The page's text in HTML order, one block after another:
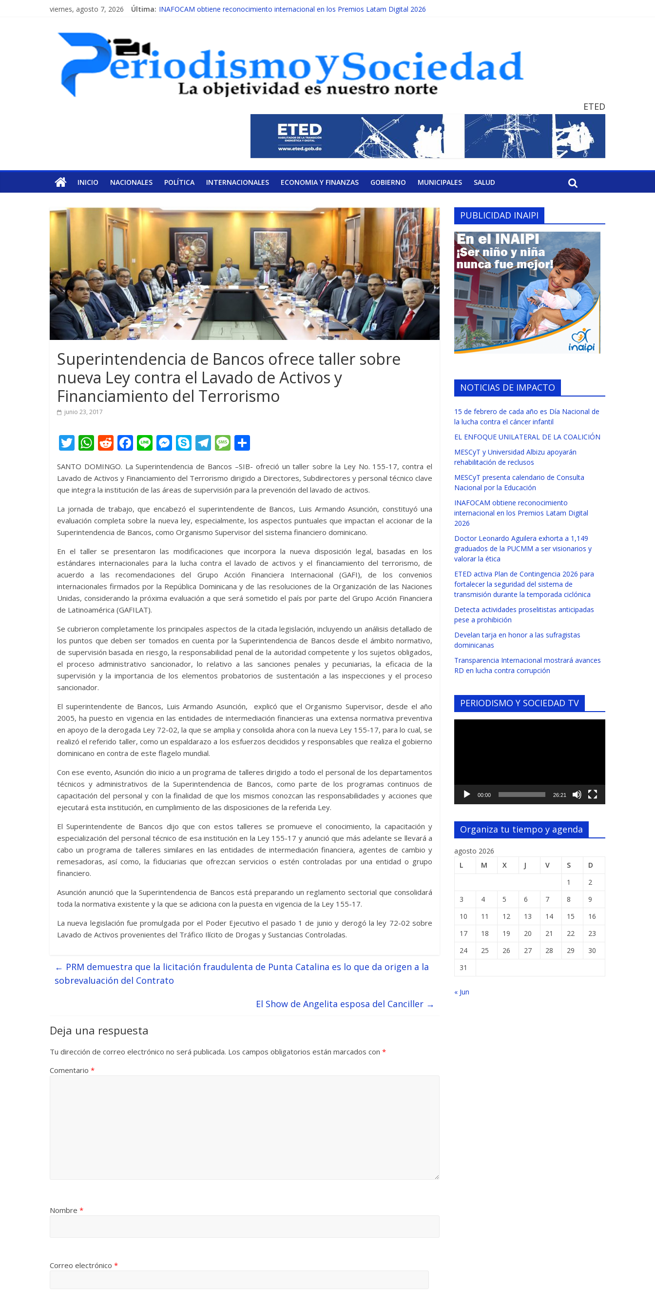
viernes, agosto 7, 2026 Última: INAFOCAM obtiene reconocimiento internacional en los Premios Latam Digital 2026
MESCyT presenta calendario de Consulta Nacional por la Educación
ETED
INICIO NACIONALES POLÍTICA INTERNACIONALES ECONOMIA Y FINANZAS GOBIERNO MUNICIPALES SALUD
Superintendencia de Bancos ofrece taller sobre
nueva Ley contra el Lavado de Activos y
Financiamiento del Terrorismo
junio 23, 2017
T
itt
er
W
at
s
A
p
p
R
d
di
t
F
e
b
o
o
k
Li
e
M
e
ss
e
n
g
er
S
k
y
p
e
T
e
gr
a
m
M
ss
a
g
e
m
p
ar
ti
r
SANTO DOMINGO. La Superintendencia de Bancos –SIB- ofreció un taller sobre la Ley No. 155-17, contra el
Lavado de Activos y Financiamiento del Terrorismo dirigido a Directores, Subdirectores y personal técnico clave
que integra la institución de las áreas de supervisión para la prevención del lavado de activos.
La jornada de trabajo, que encabezó el superintendente de Bancos, Luis Armando Asunción, constituyó una
evaluación completa sobre la nueva ley, especialmente, los aspectos puntuales que impactan el accionar de la
Superintendencia de Bancos, como Organismo Supervisor del sistema financiero dominicano.
En el taller se presentaron las modificaciones que incorpora la nueva disposición legal, basadas en los
estándares internacionales para la lucha contra el lavado de activos y el financiamiento del terrorismo, de
acuerdo a las recomendaciones del Grupo Acción Financiera Internacional (GAFI), de los convenios
internacionales firmados por la República Dominicana y de las resoluciones de la Organización de las Naciones
Unidas, considerando la próxima evaluación a que será sometido el país por parte del Grupo Acción Financiera
de Latinoamérica (GAFILAT).
Se cubrieron completamente los principales aspectos de la citada legislación, incluyendo un análisis detallado de
los puntos que deben ser tomados en cuenta por la Superintendencia de Bancos desde el ámbito normativo,
de supervisión basada en riesgo, la responsabilidad penal de la autoridad competente y los sujetos obligados,
el proceso administrativo sancionador, lo relativo a las sanciones penales y pecuniarias, la eficacia de la
supervisión y la importancia de los elementos probatorios de sustentación a las inspecciones y el proceso
sancionador.
El superintendente de Bancos, Luis Armando Asunción, explicó que el Organismo Supervisor, desde el año
2005, ha puesto en vigencia en las entidades de intermediación financieras una extensa normativa preventiva
en apoyo de la derogada Ley 72-02, la que se amplia y consolida ahora con la nueva Ley 155-17, para lo cual, se
realizó el referido taller, como un espaldarazo a los esfuerzos decididos y responsables que realiza el gobierno
dominicano en contra de este flagelo mundial.
Con ese evento, Asunción dio inicio a un programa de talleres dirigido a todo el personal de los departamentos
técnicos y administrativos de la Superintendencia de Bancos, como parte de los programas continuos de
capacitación del personal y con la finalidad de que los mismos conozcan las responsabilidades y acciones que
ejecutará esta institución, en cumplimiento de las disposiciones de la referida Ley.
El Superintendente de Bancos dijo que con estos talleres se promueve el conocimiento, la capacitación y
especialización del personal técnico de esa institución en la Ley 155-17 y anunció que más adelante se llevará a
cabo un programa de talleres similares en las entidades de intermediación financiera, agentes de cambio y
remesadoras, así como, la fiduciarias que ofrezcan servicios o estén controladas por una entidad o grupo
financiero.
Asunción anunció que la Superintendencia de Bancos está preparando un reglamento sectorial que consolidará
toda la normativa existente y la que se adiciona con la puesta en vigencia de la Ley 155-17.
La nueva legislación fue promulgada por el Poder Ejecutivo el pasado 1 de junio y derogó la ley 72-02 sobre
Lavado de Activos provenientes del Tráfico Ilícito de Drogas y Sustancias Controladas.
← PRM demuestra que la licitación fraudulenta de Punta Catalina es lo que da origen a la
sobrevaluación del Contrato
El Show de Angelita esposa del Canciller →
Deja una respuesta
Tu dirección de correo electrónico no será publicada. Los campos obligatorios están marcados con *
Comentario *
Nombre *
Correo electrónico *
PUBLICIDAD INAIPI
NOTICIAS DE IMPACTO
15 de febrero de cada año es Día Nacional de
la lucha contra el cáncer infantil
EL ENFOQUE UNILATERAL DE LA COALICIÓN
MESCyT y Universidad Albizu apoyarán
rehabilitación de reclusos
MESCyT presenta calendario de Consulta
Nacional por la Educación
INAFOCAM obtiene reconocimiento
internacional en los Premios Latam Digital
2026
Doctor Leonardo Aguilera exhorta a 1,149
graduados de la PUCMM a ser visionarios y
valorar la ética
ETED activa Plan de Contingencia 2026 para
fortalecer la seguridad del sistema de
transmisión durante la temporada ciclónica
Detecta actividades proselitistas anticipadas
pese a prohibición
Develan tarja en honor a las sufragistas
dominicanas
Transparencia Internacional mostrará avances
RD en lucha contra corrupción
PERIODISMO Y SOCIEDAD TV
00:00 26:21
Organiza tu tiempo y agenda
agosto 2026
L
M X J V S
D
1
2
3
4 5 6 7 8
9
10
11 12 13 14 15
16
17
18 19 20 21 22
23
24
25 26 27 28 29
30
31
« Jun